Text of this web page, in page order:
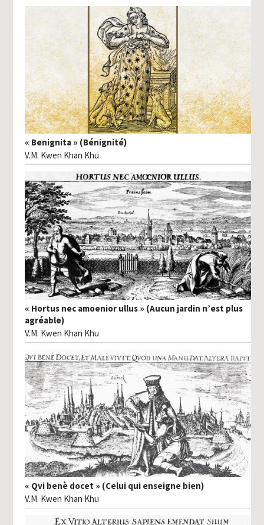
« Benignita » (Bénignité)
V.M. Kwen Khan Khu
« Hortus nec amoenior ullus » (Aucun jardin n’est plus
agréable)
V.M. Kwen Khan Khu
« Qvi benè docet » (Celui qui enseigne bien)
V.M. Kwen Khan Khu